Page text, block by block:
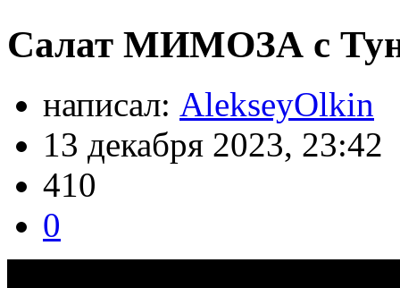
Салат МИМОЗА с
написал: AlekseyOlkin
13 декабря 2023, 23:42
410
0